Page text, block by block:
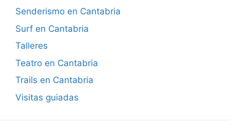
Senderismo en Cantabria
Surf en Cantabria
Talleres
Teatro en Cantabria
Trails en Cantabria
Visitas guiadas